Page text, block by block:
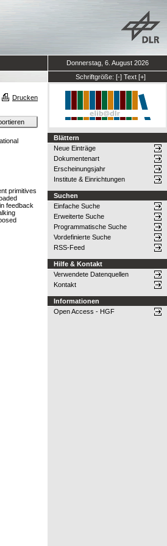
Donnerstag, 6. August 2026
Schriftgröße: [-] Text [+]
Drucken
primitives
feedback
Blättern
Neue Einträge
Dokumentenart
Erscheinungsjahr
Institute & Einrichtungen
Suchen
Einfache Suche
Erweiterte Suche
Programmatische Suche
Vordefinierte Suche
RSS-Feed
Hilfe & Kontakt
Verwendete Datenquellen
Kontakt
Informationen
Open Access - HGF